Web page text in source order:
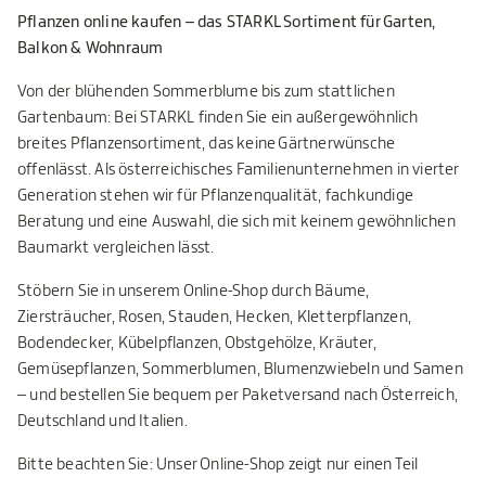
Pflanzen online kaufen – das STARKL Sortiment für Garten,
Balkon & Wohnraum
Von der blühenden Sommerblume bis zum stattlichen
Gartenbaum: Bei STARKL finden Sie ein außergewöhnlich
breites Pflanzensortiment, das keine Gärtnerwünsche
offenlässt. Als österreichisches Familienunternehmen in vierter
Generation stehen wir für Pflanzenqualität, fachkundige
Beratung und eine Auswahl, die sich mit keinem gewöhnlichen
Baumarkt vergleichen lässt.
Stöbern Sie in unserem Online-Shop durch Bäume,
Ziersträucher, Rosen, Stauden, Hecken, Kletterpflanzen,
Bodendecker, Kübelpflanzen, Obstgehölze, Kräuter,
Gemüsepflanzen, Sommerblumen, Blumenzwiebeln und Samen
– und bestellen Sie bequem per Paketversand nach Österreich,
Deutschland und Italien.
Bitte beachten Sie: Unser Online-Shop zeigt nur einen Teil